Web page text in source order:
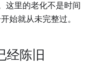
这里的老化不是时间
始就从未完整过。
经陈旧